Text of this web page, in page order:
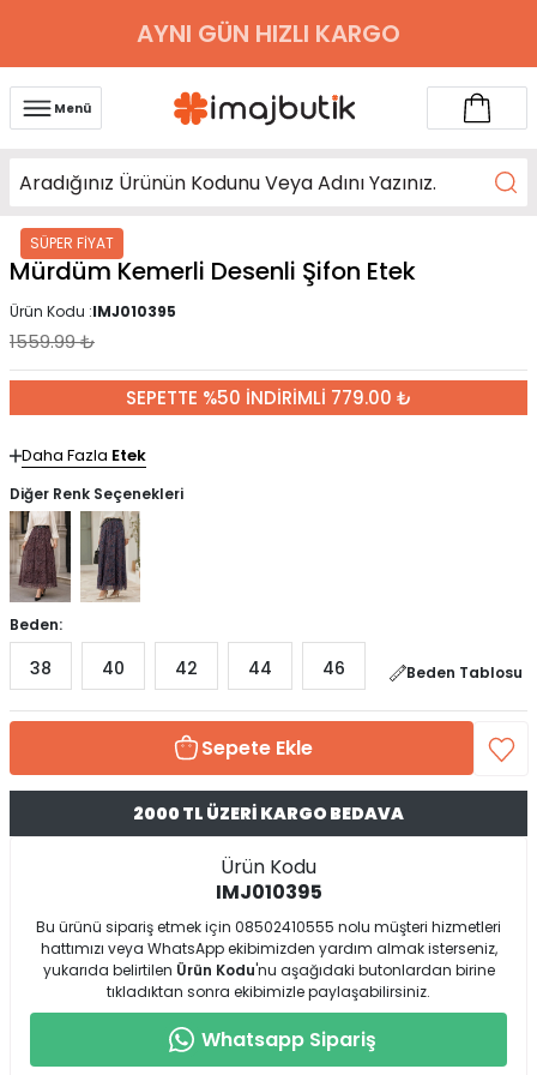
AYNI GÜN HIZLI KARGO
Menü
SÜPER FİYAT
Mürdüm Kemerli Desenli Şifon Etek
Ürün Kodu :IMJ010395
1559.99₺
SEPETTE %50 İNDİRİMLİ 779.00 ₺
Daha Fazla Etek
Diğer Renk Seçenekleri
Beden:
38 40 42 44 46 Beden Tablosu
Sepete Ekle
2000 TL ÜZERİ KARGO BEDAVA
Ürün Kodu
IMJ010395
Bu ürünü sipariş etmek için 08502410555 nolu müşteri hizmetleri
hattımızı veya WhatsApp ekibimizden yardım almak isterseniz,
yukarıda belirtilen Ürün Kodu'nu aşağıdaki butonlardan birine
tıkladıktan sonra ekibimizle paylaşabilirsiniz.
Whatsapp Sipariş